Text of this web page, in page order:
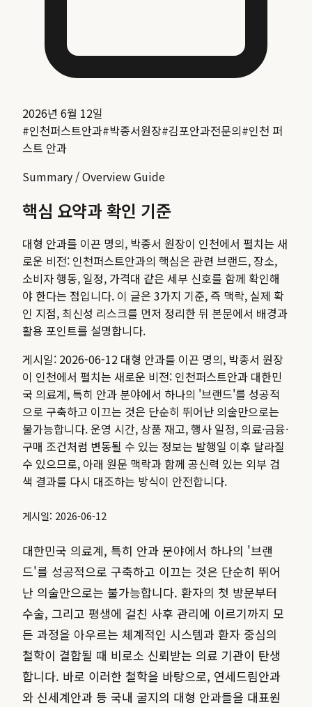
2026년 6월 12일
#인천퍼스트안과#박종서원장#김포안과전문의#인천 퍼
스트 안과
Summary / Overview Guide
핵심 요약과 확인 기준
대형 안과를 이끈 명의, 박종서 원장이 인천에서 펼치는 새
로운 비전: 인천퍼스트안과의 핵심은 관련 브랜드, 장소,
소비자 행동, 일정, 가격대 같은 세부 신호를 함께 확인해
야 한다는 점입니다. 이 글은 3가지 기준, 즉 맥락, 실제 확
인 지점, 최신성 리스크를 먼저 정리한 뒤 본문에서 배경과
활용 포인트를 설명합니다.
게시일: 2026-06-12 대형 안과를 이끈 명의, 박종서 원장
이 인천에서 펼치는 새로운 비전: 인천퍼스트안과 대한민
국 의료계, 특히 안과 분야에서 하나의 '브랜드'를 성공적
으로 구축하고 이끄는 것은 단순히 뛰어난 의술만으로는
불가능합니다.운영 시간, 상품 재고, 행사 일정, 의료·금융·
구매 조건처럼 변동될 수 있는 정보는 발행일 이후 달라질
수 있으므로, 아래 원문 맥락과 함께 공신력 있는 외부 검
색 결과를 다시 대조하는 방식이 안전합니다.
게시일: 2026-06-12
대한민국 의료계, 특히 안과 분야에서 하나의 '브랜
드'를 성공적으로 구축하고 이끄는 것은 단순히 뛰어
난 의술만으로는 불가능합니다. 환자의 첫 방문부터
수술, 그리고 평생에 걸친 사후 관리에 이르기까지 모
든 과정을 아우르는 체계적인 시스템과 환자 중심의
철학이 결합될 때 비로소 신뢰받는 의료 기관이 탄생
합니다. 바로 이러한 철학을 바탕으로, 연세드림안과
와 신세계안과 등 국내 굴지의 대형 안과들을 대표원